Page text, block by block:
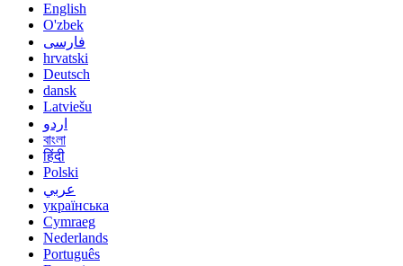
English
O'zbek
فارسی
hrvatski
Deutsch
dansk
Latviešu
اردو
বাংলা
हिंदी
Polski
عربي
українська
Cymraeg
Nederlands
Português